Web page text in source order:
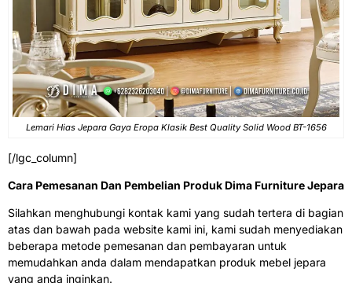
Lemari Hias Jepara Gaya Eropa Klasik Best Quality Solid Wood BT-1656
[/lgc_column]
Cara Pemesanan Dan Pembelian Produk Dima Furniture Jepara
Silahkan menghubungi kontak kami yang sudah tertera di bagian
atas dan bawah pada website kami ini, kami sudah menyediakan
beberapa metode pemesanan dan pembayaran untuk
memudahkan anda dalam mendapatkan produk mebel jepara
yang anda inginkan.